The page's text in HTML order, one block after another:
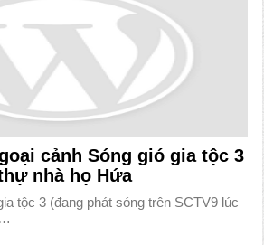
cảnh Sóng gió gia tộc 3
nhà họ Hứa
tộc 3 (đang phát sóng trên SCTV9 lúc